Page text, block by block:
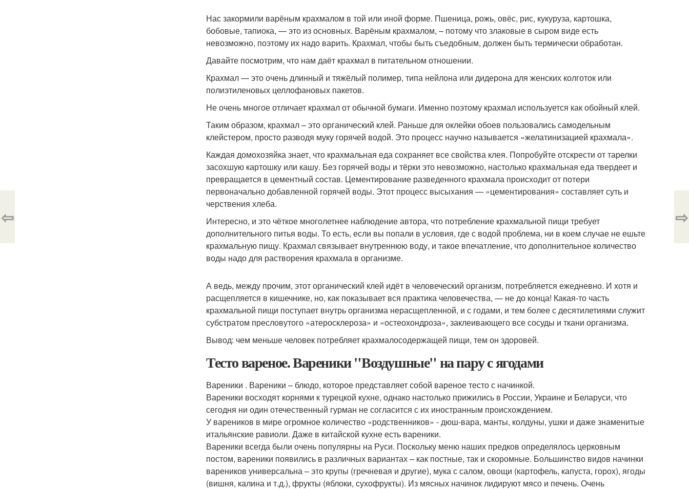
Нас закормили варёным крахмалом в той или иной форме. Пшеница, рожь, овёс, рис, кукуруза, картошка,
бобовые, тапиока, — это из основных. Варёным крахмалом, – потому что злаковые в сыром виде есть
невозможно, поэтому их надо варить. Крахмал, чтобы быть съедобным, должен быть термически обработан.
Давайте посмотрим, что нам даёт крахмал в питательном отношении.
Крахмал — это очень длинный и тяжёлый полимер, типа нейлона или дидерона для женских колготок или
полиэтиленовых целлофановых пакетов.
Не очень многое отличает крахмал от обычной бумаги. Именно поэтому крахмал используется как обойный клей.
Таким образом, крахмал – это органический клей. Раньше для оклейки обоев пользовались самодельным
клейстером, просто разводя муку горячей водой. Это процесс научно называется «желатинизацией крахмала».
Каждая домохозяйка знает, что крахмальная еда сохраняет все свойства клея. Попробуйте отскрести от тарелки
засохшую картошку или кашу. Без горячей воды и тёрки это невозможно, настолько крахмальная еда твердеет и
превращается в цементный состав. Цементирование разведенного крахмала происходит от потери
первоначально добавленной горячей воды. Этот процесс высыхания — «цементирования» составляет суть и
черствения хлеба.
Интересно, и это чёткое многолетнее наблюдение автора, что потребление крахмальной пищи требует
дополнительного питья воды. То есть, если вы попали в условия, где с водой проблема, ни в коем случае не ешьте
крахмальную пищу. Крахмал связывает внутреннюю воду, и такое впечатление, что дополнительное количество
воды надо для растворения крахмала в организме.
А ведь, между прочим, этот органический клей идёт в человеческий организм, потребляется ежедневно. И хотя и
расщепляется в кишечнике, но, как показывает вся практика человечества, — не до конца! Какая-то часть
крахмальной пищи поступает внутрь организма нерасщепленной, и с годами, и тем более с десятилетиями служит
субстратом пресловутого «атеросклероза» и «остеохондроза», заклеивающего все сосуды и ткани организма.
Вывод: чем меньше человек потребляет крахмалосодержащей пищи, тем он здоровей.
Тесто вареное. Вареники "Воздушные" на пару с ягодами
Вареники . Вареники – блюдо, которое представляет собой вареное тесто с начинкой.
Вареники восходят корнями к турецкой кухне, однако настолько прижились в России, Украине и Беларуси, что
сегодня ни один отечественный гурман не согласится с их иностранным происхождением.
У вареников в мире огромное количество «родственников» - дюш-вара, манты, колдуны, ушки и даже знаменитые
итальянские равиоли. Даже в китайской кухне есть вареники.
Вареники всегда были очень популярны на Руси. Поскольку меню наших предков определялось церковным
постом, вареники появились в различных вариантах – как постные, так и скоромные. Большинство видов начинки
вареников универсальна – это крупы (гречневая и другие), мука с салом, овощи (картофель, капуста, горох), ягоды
(вишня, калина и т.д.), фрукты (яблоки, сухофрукты). Из мясных начинок лидируют мясо и печень. Очень
⇦ ⇨